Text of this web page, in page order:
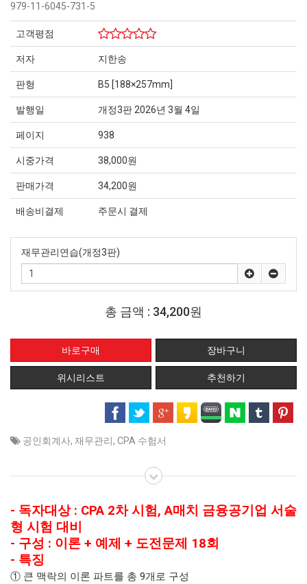
979-11-6045-731-5
고객평점
저자 지한송
판형 B5 [188×257mm]
발행일 개정3판 2026년 3월 4일
페이지 938
시중가격 38,000원
판매가격 34,200원
배송비결제 주문시 결제
재무관리연습(개정3판)
총 금액 : 34,200원
위시리스트 추천하기
공인회계사, 재무관리, CPA 수험서
- 독자대상 : CPA 2차 시험, A매치 금융공기업 서술
형 시험 대비
- 구성 : 이론 + 예제 + 도전문제 18회
- 특징
① 큰 맥락의 이론 파트를 총 9개로 구성